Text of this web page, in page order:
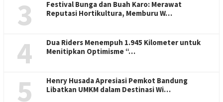
3
Festival Bunga dan Buah Karo: Merawat
Reputasi Hortikultura, Memburu W…
4
Dua Riders Menempuh 1.945 Kilometer untuk
Menitipkan Optimisme “…
5
Henry Husada Apresiasi Pemkot Bandung
Libatkan UMKM dalam Destinasi Wi…